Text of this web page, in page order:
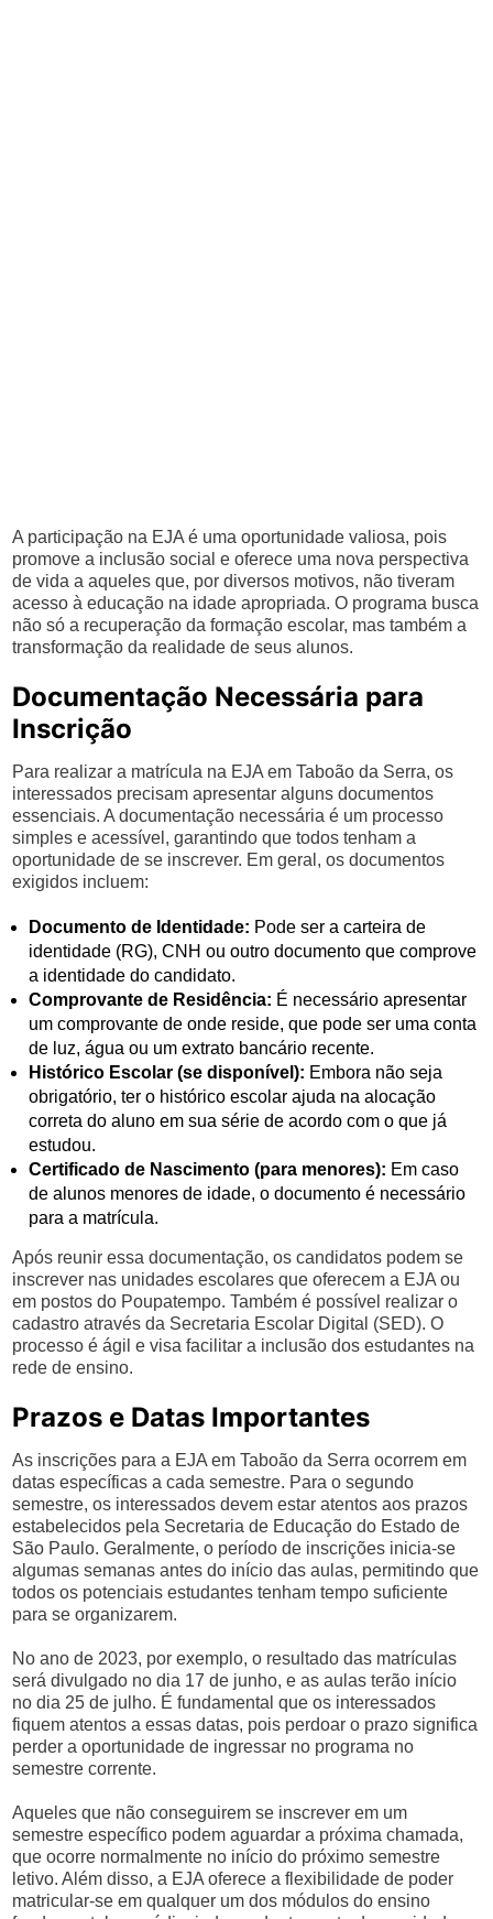
A participação na EJA é uma oportunidade valiosa, pois
promove a inclusão social e oferece uma nova perspectiva
de vida a aqueles que, por diversos motivos, não tiveram
acesso à educação na idade apropriada. O programa busca
não só a recuperação da formação escolar, mas também a
transformação da realidade de seus alunos.
Documentação Necessária para
Inscrição
Para realizar a matrícula na EJA em Taboão da Serra, os
interessados precisam apresentar alguns documentos
essenciais. A documentação necessária é um processo
simples e acessível, garantindo que todos tenham a
oportunidade de se inscrever. Em geral, os documentos
exigidos incluem:
Documento de Identidade: Pode ser a carteira de
identidade (RG), CNH ou outro documento que comprove
a identidade do candidato.
Comprovante de Residência: É necessário apresentar
um comprovante de onde reside, que pode ser uma conta
de luz, água ou um extrato bancário recente.
Histórico Escolar (se disponível): Embora não seja
obrigatório, ter o histórico escolar ajuda na alocação
correta do aluno em sua série de acordo com o que já
estudou.
Certificado de Nascimento (para menores): Em caso
de alunos menores de idade, o documento é necessário
para a matrícula.
Após reunir essa documentação, os candidatos podem se
inscrever nas unidades escolares que oferecem a EJA ou
em postos do Poupatempo. Também é possível realizar o
cadastro através da Secretaria Escolar Digital (SED). O
processo é ágil e visa facilitar a inclusão dos estudantes na
rede de ensino.
Prazos e Datas Importantes
As inscrições para a EJA em Taboão da Serra ocorrem em
datas específicas a cada semestre. Para o segundo
semestre, os interessados devem estar atentos aos prazos
estabelecidos pela Secretaria de Educação do Estado de
São Paulo. Geralmente, o período de inscrições inicia-se
algumas semanas antes do início das aulas, permitindo que
todos os potenciais estudantes tenham tempo suficiente
para se organizarem.
No ano de 2023, por exemplo, o resultado das matrículas
será divulgado no dia 17 de junho, e as aulas terão início
no dia 25 de julho. É fundamental que os interessados
fiquem atentos a essas datas, pois perdoar o prazo significa
perder a oportunidade de ingressar no programa no
semestre corrente.
Aqueles que não conseguirem se inscrever em um
semestre específico podem aguardar a próxima chamada,
que ocorre normalmente no início do próximo semestre
letivo. Além disso, a EJA oferece a flexibilidade de poder
matricular-se em qualquer um dos módulos do ensino